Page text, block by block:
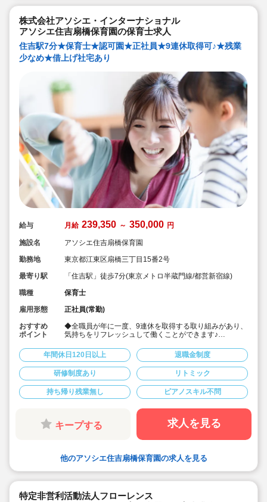
株式会社アソシエ・インターナショナル
アソシエ住吉扇橋保育園の保育士求人
住吉駅7分★保育士★認可園★正社員★9連休取得可♪★残業
少なめ★借上げ社宅あり
給与 月給 239,350 ～ 350,000 円
施設名
アソシエ住吉扇橋保育園
勤務地
東京都江東区扇橋三丁目15番2号
最寄り駅
「住吉駅」徒歩7分(東京メトロ半蔵門線/都営新宿線)
職種
保育士
雇用形態
正社員(常勤)
おすすめ
ポイント
◆全職員が年に一度、9連休を取得する取り組みがあり、
気持ちをリフレッシュして働くことができます♪
◆月給239,350円〜350,000円/既卒は経験・スキルを考
慮して加算♪
◆賞与年2回＋決算賞与！（前年度実績）
◆年間休日数122日/週休2日制
◆土曜出勤時の振休取得率100%！
◆借上げ社宅制度あり♪
◆残業は月平均5時間(15分/日程度)と少なめです
◆充実した研修制度あり！「あそび研修」や豊富な内部
研修、外部研修は業務時間内に受講可能
◆ICTの導入で業務を効率化しています(コドモンなど) 持
ち帰り仕事・サービス残業はありません！
◆「子どもたちが未来に夢を持つこと」を目標に、いつ
大切に育てます。
年間休日120日以上 退職金制度
研修制度あり リトミック
持ち帰り残業無し ピアノスキル不問
キープする 求人を見る
他のアソシエ住吉扇橋保育園の求人を見る
特定非営利活動法人フローレンス